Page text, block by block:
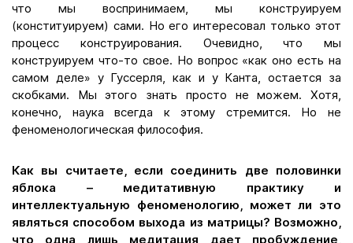
что мы воспринимаем, мы конструируем
(конституируем) сами. Но его интересовал только этот
процесс конструирования. Очевидно, что мы
конструируем что-то свое. Но вопрос «как оно есть на
самом деле» у Гуссерля, как и у Канта, остается за
скобками. Мы этого знать просто не можем. Хотя,
конечно, наука всегда к этому стремится. Но не
феноменологическая философия.
Как вы считаете, если соединить две половинки
яблока – медитативную практику и
интеллектуальную феноменологию, может ли это
являться способом выхода из матрицы? Возможно,
что одна лишь медитация дает пробуждение,